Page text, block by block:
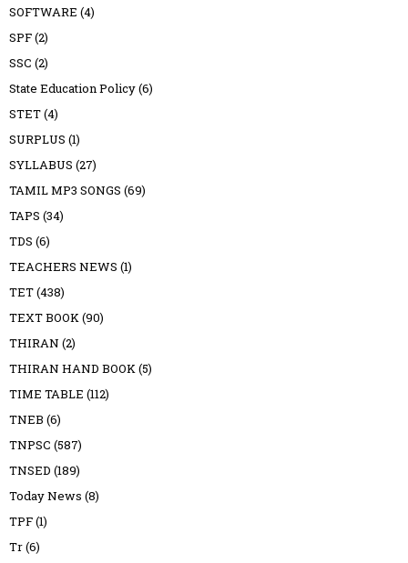
SOFTWARE (4)
SPF(2)
SSC (2)
State Education Policy(6)
STET(4)
SURPLUS (1)
SYLLABUS (27)
TAMIL MP3 SONGS (69)
TAPS (34)
TDS (6)
TEACHERS NEWS (1)
TET(438)
TEXT BOOK(90)
THIRAN (2)
THIRAN HAND BOOK(5)
TIME TABLE (112)
TNEB (6)
TNPSC (587)
TNSED (189)
Today News (8)
TPF(1)
Tr(6)